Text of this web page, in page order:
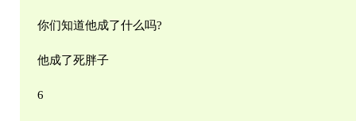
你们知道他成了什么吗?
他成了死胖子
6